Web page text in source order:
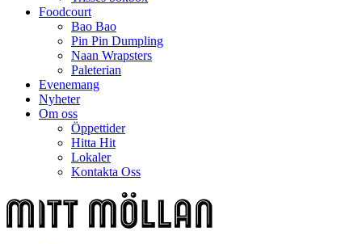
Foodcourt
Bao Bao
Pin Pin Dumpling
Naan Wrapsters
Paleterian
Evenemang
Nyheter
Om oss
Öppettider
Hitta Hit
Lokaler
Kontakta Oss